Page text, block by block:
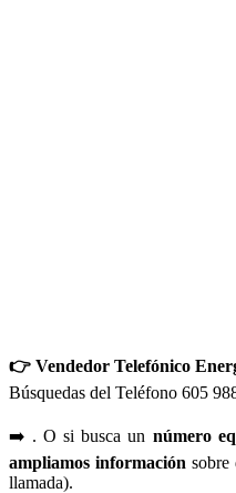
👉 Vendedor Telefónico
Búsquedas del Teléfono 605
➡️ . O si busca un número
ampliamos información sobre
llamada).